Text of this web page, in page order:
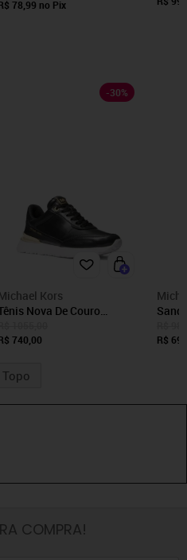
78,99 no Pix
-30%
Kors
Nova De Couro
740,00
R$
Topo
COMPRA!